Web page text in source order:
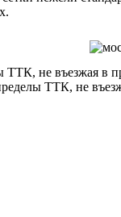
ТТК, не въезжая в
ТТК, не